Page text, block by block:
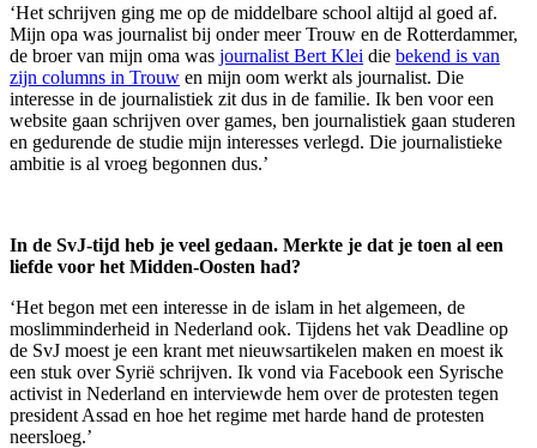
‘Het schrijven ging me op de middelbare school altijd al goed af.
Mijn opa was journalist bij onder meer Trouw en de Rotterdammer,
de broer van mijn oma was journalist Bert Klei die bekend is van
zijn columns in Trouw en mijn oom werkt als journalist. Die
interesse in de journalistiek zit dus in de familie. Ik ben voor een
website gaan schrijven over games, ben journalistiek gaan studeren
en gedurende de studie mijn interesses verlegd. Die journalistieke
ambitie is al vroeg begonnen dus.’
In de SvJ-tijd heb je veel gedaan. Merkte je dat je toen al een
liefde voor het Midden-Oosten had?
‘Het begon met een interesse in de islam in het algemeen, de
moslimminderheid in Nederland ook. Tijdens het vak Deadline op
de SvJ moest je een krant met nieuwsartikelen maken en moest ik
een stuk over Syrië schrijven. Ik vond via Facebook een Syrische
activist in Nederland en interviewde hem over de protesten tegen
president Assad en hoe het regime met harde hand de protesten
neersloeg.’